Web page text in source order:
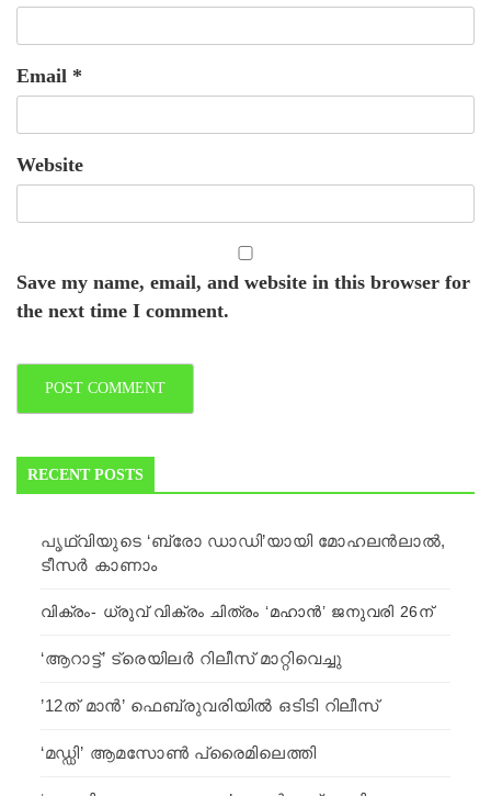
Email *
Website
Save my name, email, and website in this browser for
the next time I comment.
RECENT POSTS
പൃഥ്വിയുടെ ‘ബ്രോ ഡാഡി’യായി മോഹലന്‍ലാല്‍,
ടീസര്‍ കാണാം
വിക്രം- ധ്രുവ് വിക്രം ചിത്രം ‘മഹാന്‍’ ജനുവരി 26ന്
‘ആറാട്ട്’ ട്രെയിലര്‍ റിലീസ് മാറ്റിവെച്ചു
’12ത് മാന്‍’ ഫെബ്രുവരിയില്‍ ഒടിടി റിലീസ്
‘മഡ്ഡി’ ആമസോണ്‍ പ്രൈമിലെത്തി